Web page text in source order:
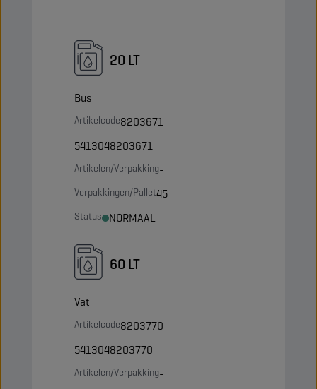
20 LT
Bus
Artikelcode8203671
5413048203671
Artikelen/Verpakking-
Verpakkingen/Pallet45
Status NORMAAL
60 LT
Vat
Artikelcode8203770
5413048203770
Artikelen/Verpakking-